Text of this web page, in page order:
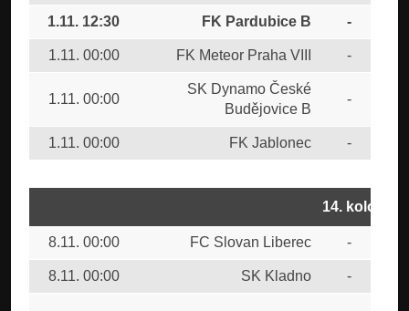
1.11. 12:30 FK Pardubice B -
1.11. 00:00 FK Meteor Praha VIII -
1.11. 00:00
SK Dynamo České
Budějovice B
-
1.11. 00:00 FK Jablonec -
14. kolo
8.11. 00:00 FC Slovan Liberec -
8.11. 00:00 SK Kladno -